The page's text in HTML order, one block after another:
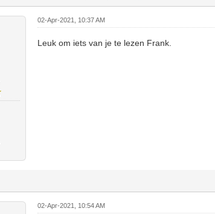
02-Apr-2021, 10:37 AM
Leuk om iets van je te lezen Frank.
02-Apr-2021, 10:54 AM